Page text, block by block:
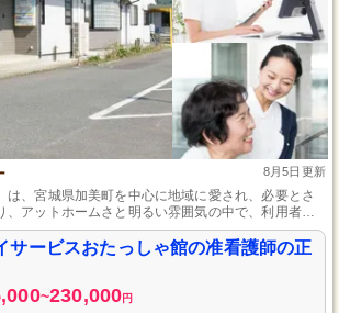
8月5日更新
は、宮城県加美町を中心に地域に愛され、必要とさ
、アットホームさと明るい雰囲気の中で、利用者の
「佐々木接骨院デイサービスおたっしゃ館」では准
ても安心して応募でき、手厚い待遇体制を備え、長
サービスおたっしゃ館の准看護師の正
~230,000円